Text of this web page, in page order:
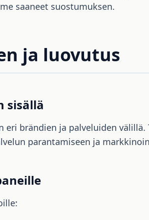
saaneet suostumuksen.
ja luovutus
sisällä
brändien ja palveluiden välillä.
parantamiseen ja